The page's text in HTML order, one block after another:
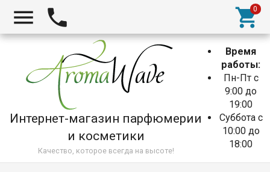
Интернет-магазин парфюмерии
и косметики
Качество, которое всегда на высоте!
Время
работы:
Пн-Пт с
9:00 до
19:00
Суббота с
10:00 до
18:00